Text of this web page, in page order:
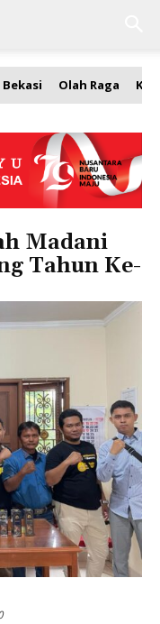
Bekasi Olah Raga
Madani
Tahun Ke-